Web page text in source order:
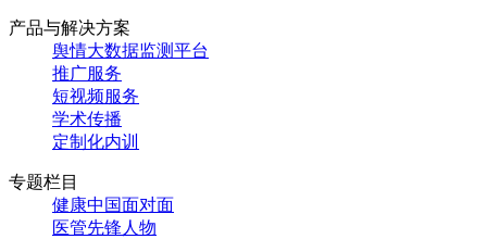
产品与解决方案
舆情大数据监测平台
推广服务
短视频服务
学术传播
定制化内训
专题栏目
健康中国面对面
医管先锋人物